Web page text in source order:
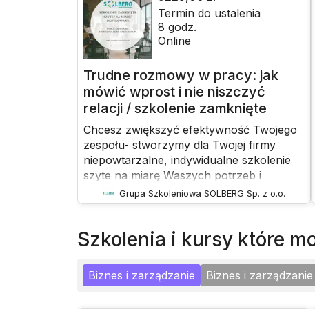
Trudne rozmowy w pracy: jak
mówić wprost i nie niszczyć
relacji / szkolenie zamknięte
Termin do ustalenia
8 godz.
Online
Chcesz zwiększyć efektywność Twojego
zespołu- stworzymy dla Twojej firmy
niepowtarzalne, indywidualne szkolenie
szyte na miarę Waszych potrzeb i
oczekiwańTo Ty decydujesz jaki jest
termin, temat szkolenia, zakres
pracowników z firmy. Szkolenie może
odbyć się np. przy okazji imprezy
integracyjnej, podsumowania
miesiąca/roku czy jako nagroda dla
Grupa Szkoleniowa SOLBERG Sp. z o.o.
szkolenia i kursy które
Biznes i zarządzanie Biznes i